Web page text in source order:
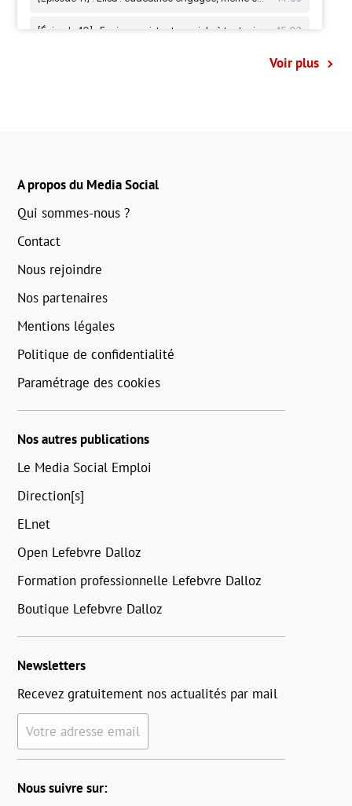
Voir plus
A propos du Media Social
Qui sommes-nous ?
Contact
Nous rejoindre
Nos partenaires
Mentions légales
Politique de confidentialité
Paramétrage des cookies
Nos autres publications
Le Media Social Emploi
Direction[s]
ELnet
Open Lefebvre Dalloz
Formation professionnelle Lefebvre Dalloz
Boutique Lefebvre Dalloz
Newsletters
Recevez gratuitement nos actualités par mail
Votre adresse email
Nous suivre sur: